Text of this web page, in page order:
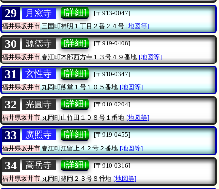
29 月窓寺 [詳細]
[〒913-0047]
福井県坂井市三国町神明１丁目２番２４号 [地図等]
30 源德寺 [詳細]
[〒919-0408]
福井県坂井市 春江町木部西方寺１３号４９番地 [地図等]
31 玄性寺 [詳細]
[〒910-0347]
福井県坂井市丸岡町熊堂１号１０５番地 [地図等]
32 光圓寺 [詳細]
[〒910-0204]
福井県坂井市丸岡町山竹田１０８号１番地 [地図等]
33 廣照寺 [詳細]
[〒919-0455]
福井県坂井市春江町江留上４２号２番地 [地図等]
34 高岳寺 [詳細]
[〒910-0316]
福井県坂井市 丸岡町篠岡２３号８番地 [地図等]